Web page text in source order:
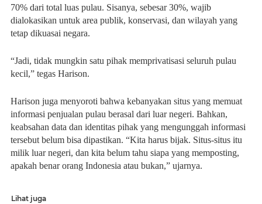
70% dari total luas pulau. Sisanya, sebesar 30%, wajib
dialokasikan untuk area publik, konservasi, dan wilayah yang
tetap dikuasai negara.
“Jadi, tidak mungkin satu pihak memprivatisasi seluruh pulau
kecil,” tegas Harison.
Harison juga menyoroti bahwa kebanyakan situs yang memuat
informasi penjualan pulau berasal dari luar negeri. Bahkan,
keabsahan data dan identitas pihak yang mengunggah informasi
tersebut belum bisa dipastikan. “Kita harus bijak. Situs-situs itu
milik luar negeri, dan kita belum tahu siapa yang memposting,
apakah benar orang Indonesia atau bukan,” ujarnya.
Lihat juga